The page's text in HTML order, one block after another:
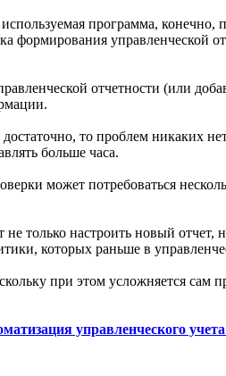
программа, конечно,
формирования управленческой
отчетности (или
то проблем никаких
больше часа.
может потребоваться
только настроить новый отчет,
которых раньше в
при этом усложняется сам
управленческого